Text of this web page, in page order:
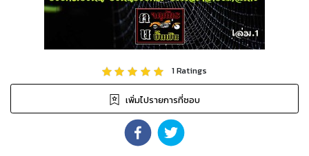
1Ratings
เพิ่มไปรายการที่ชอบ